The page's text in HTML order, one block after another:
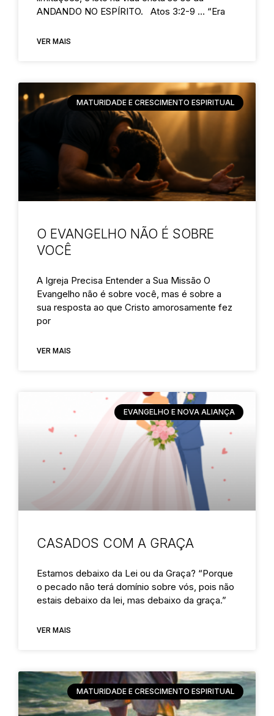
ANDANDO NO ESPÍRITO. Atos 3:2-9 … “Era
VER MAIS
MATURIDADE E CRESCIMENTO ESPIRITUAL
O EVANGELHO NÃO É SOBRE
VOCÊ
A Igreja Precisa Entender a Sua Missão O
Evangelho não é sobre você, mas é sobre a
sua resposta ao que Cristo amorosamente fez
por
VER MAIS
EVANGELHO E NOVA ALIANÇA
CASADOS COM A GRAÇA
Estamos debaixo da Lei ou da Graça? “Porque
o pecado não terá domínio sobre vós, pois não
estais debaixo da lei, mas debaixo da graça.”
VER MAIS
MATURIDADE E CRESCIMENTO ESPIRITUAL